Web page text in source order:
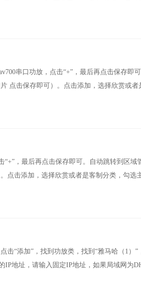
串口功放，点击“+”，最后再点击保存即
点击保存即可）。点击添加，选择欣赏或
“+”，最后再点击保存即可。自动跳转到区
点击添加，选择欣赏或者是客制分类，勾选
击“添加”，找到功放类，找到“雅马哈（1）
地址，请输入固定IP地址，如果局域网为